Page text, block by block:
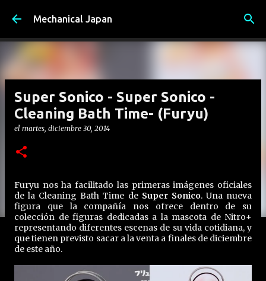
Ir al contenido principal
Mechanical Japan
Super Sonico - Super Sonico -
Cleaning Bath Time- (Furyu)
el martes, diciembre 30, 2014
Furyu nos ha facilitado las primeras imágenes oficiales
de la Cleaning Bath Time de Super Sonico. Una nueva
figura que la compañía nos ofrece dentro de su
colección de figuras dedicadas a la mascota de Nitro+
representando diferentes escenas de su vida cotidiana, y
que tienen previsto sacar a la venta a finales de diciembre
de este año.